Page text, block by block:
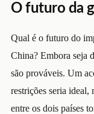
O futuro da
Qual é o futuro do
China? Embora seja
são prováveis. Um
restrições seria ideal,
entre os dois países